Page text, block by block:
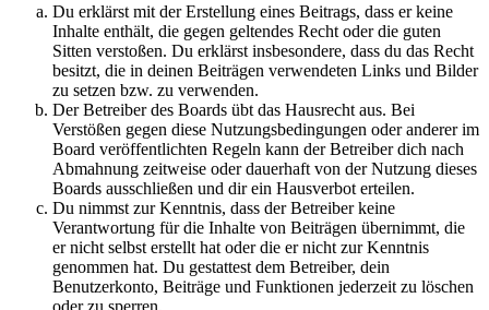
Du erklärst mit der Erstellung eines Beitrags, dass er keine
Inhalte enthält, die gegen geltendes Recht oder die guten
Sitten verstoßen. Du erklärst insbesondere, dass du das Recht
besitzt, die in deinen Beiträgen verwendeten Links und Bilder
zu setzen bzw. zu verwenden.
Der Betreiber des Boards übt das Hausrecht aus. Bei
Verstößen gegen diese Nutzungsbedingungen oder anderer im
Board veröffentlichten Regeln kann der Betreiber dich nach
Abmahnung zeitweise oder dauerhaft von der Nutzung dieses
Boards ausschließen und dir ein Hausverbot erteilen.
Du nimmst zur Kenntnis, dass der Betreiber keine
Verantwortung für die Inhalte von Beiträgen übernimmt, die
er nicht selbst erstellt hat oder die er nicht zur Kenntnis
genommen hat. Du gestattest dem Betreiber, dein
Benutzerkonto, Beiträge und Funktionen jederzeit zu löschen
oder zu sperren.